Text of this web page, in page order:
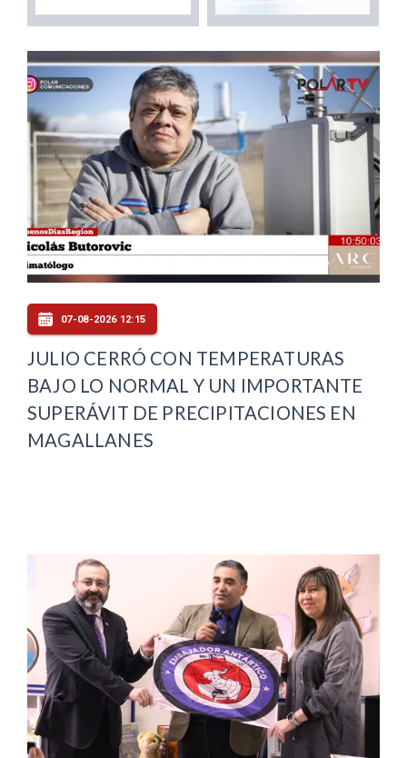
07-08-2026 12:15
JULIO CERRÓ CON TEMPERATURAS
BAJO LO NORMAL Y UN IMPORTANTE
SUPERÁVIT DE PRECIPITACIONES EN
MAGALLANES